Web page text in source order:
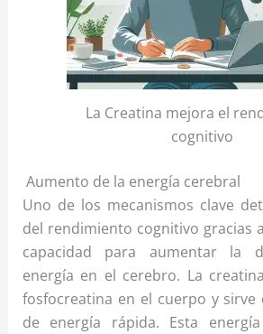
La Creatina mejora el
cognitivo
Aumento de la energía cerebral
Uno de los mecanismos clave
del rendimiento cognitivo gracias
capacidad para aumentar la
energía en el cerebro. La
fosfocreatina en el cuerpo y sirve
de energía rápida. Esta